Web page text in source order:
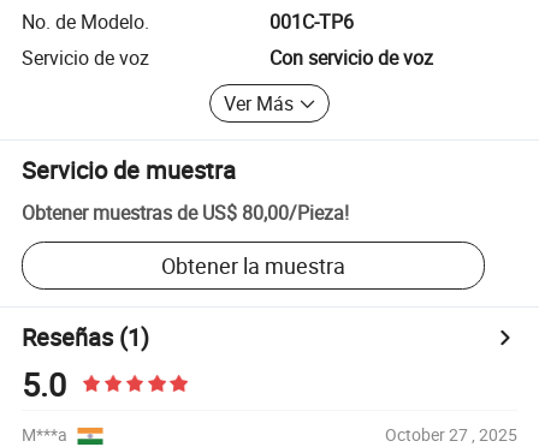
No. de Modelo.
001C-TP6
Servicio de voz
Con servicio de voz
Ver Más
Servicio de muestra
Obtener muestras de US$ 80,00/Pieza!
Obtener la muestra
Reseñas(1)
5.0
M***a October 27 , 2025